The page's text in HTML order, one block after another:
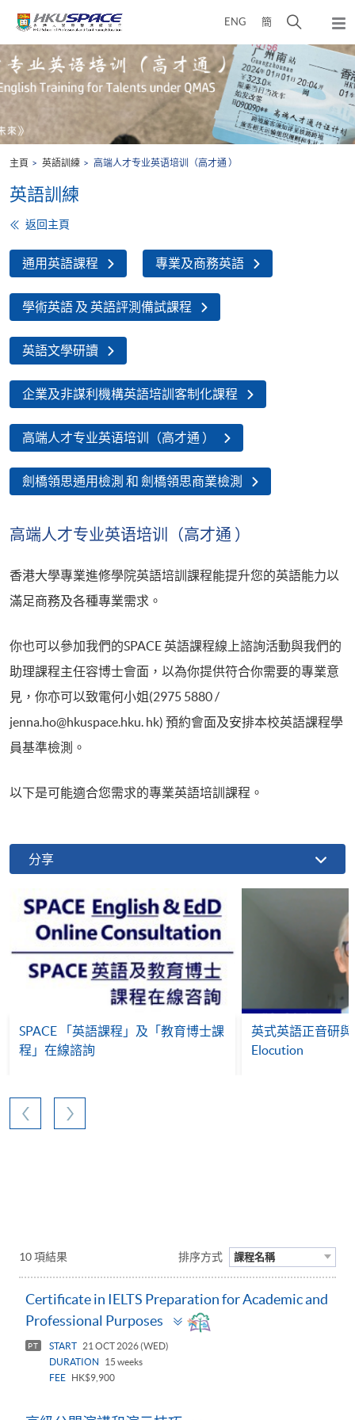
content
ENG 簡
開
搜
尋
介
面
彈
出
選
單
Main
content
start
主頁 英語訓練 高端人才专业英语培训（高才通 ）
英語訓練
返回主頁
通用英語課程 專業及商務英語
學術英語 及 英語評測備試課程
英語文學研讀
企業及非謀利機構英語培訓客制化課程
高端人才专业英语培训（高才通 ）
劍橋領思通用檢測 和 劍橋領思商業檢測
高端人才专业英语培训（高才通 ）
香港大學專業進修學院英語培訓課程能提升您的英語能力以
滿足商務及各種專業需求。
你也可以參加我們的SPACE 英語課程線上諮詢活動與我們的
助理課程主任容博士會面，以為你提供符合你需要的專業意
見，你亦可以致電何小姐(2975 5880 /
jenna.ho@hkuspace.hku. hk) 預約會面及安排本校英語課程學
員基準檢測。
以下是可能適合您需求的專業英語培訓課程。
分享
SPACE 「英語課程」及「教育博士課
程」在線諮詢
英式英語正音研
Elocution
10 項結果 排序方式 課程名稱
Certificate in IELTS Preparation for Academic and
Professional Purposes
Toggle
panel
PT START
21 OCT 2026 (WED)
DURATION
15 weeks
FEE
HK$9,900